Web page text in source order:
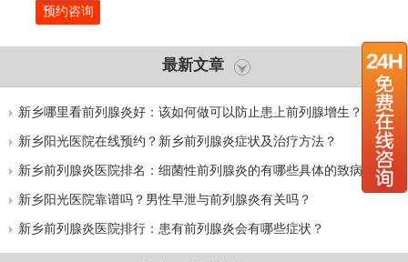
预约咨询
最新文章
新乡哪里看前列腺炎好：该如何做可以防止患上前列腺增生？
新乡阳光医院在线预约？新乡前列腺炎症状及治疗方法？
新乡前列腺炎医院排名：细菌性前列腺炎的有哪些具体的致病因
素？
新乡阳光医院靠谱吗？男性早泄与前列腺炎有关吗？
新乡前列腺炎医院排行：患有前列腺炎会有哪些症状？